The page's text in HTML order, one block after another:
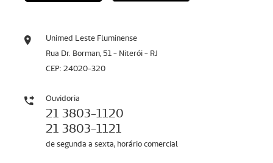
Unimed Leste Fluminense
Rua Dr. Borman, 51 - Niterói - RJ
CEP: 24020-320
Ouvidoria
21 3803-1120
21 3803-1121
de segunda a sexta, horário comercial